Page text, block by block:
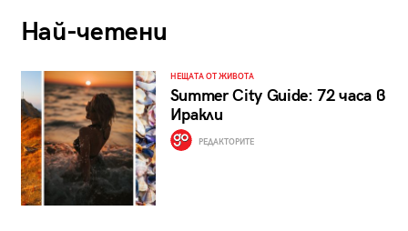
Най-четени
НЕЩАТА ОТ ЖИВОТА
Summer City Guide: 72 часа в
Иракли
РЕДАКТОРИТЕ